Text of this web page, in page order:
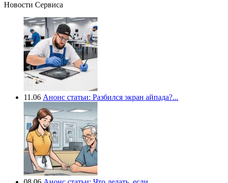
Новости Сервиса
11.06 Анонс статьи: Разбился экран айпада?...